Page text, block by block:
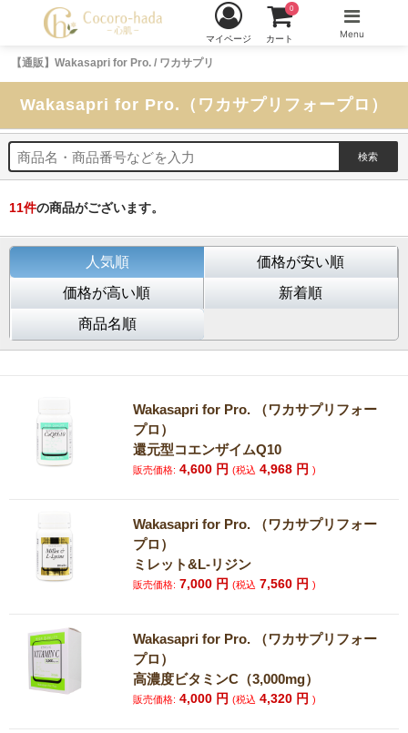
【通販】Wakasapri for Pro. / ワカサプリ
マイページ カート
0
Menu
Wakasapri for Pro.（ワカサプリフォープロ）
11件の商品がございます。
人気順
価格が安い順
価格が高い順
新着順
商品名順
Wakasapri for Pro. （ワカサプリフォー
プロ）
還元型コエンザイムQ10
販売価格: 4,600 円(税込 4,968 円)
Wakasapri for Pro. （ワカサプリフォー
プロ）
ミレット&L-リジン
販売価格: 7,000 円(税込 7,560 円)
Wakasapri for Pro. （ワカサプリフォー
プロ）
高濃度ビタミンC（3,000mg）
販売価格: 4,000 円(税込 4,320 円)